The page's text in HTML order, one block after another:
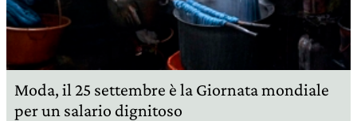
Moda, il 25 settembre è la Giornata mondiale
per un salario dignitoso